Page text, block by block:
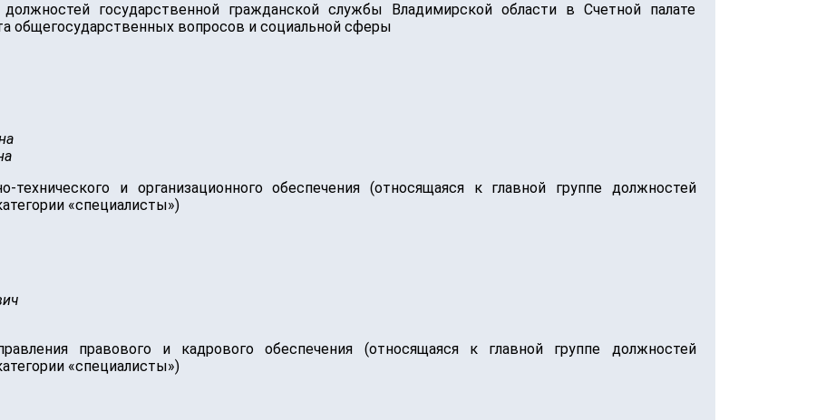
государственной гражданской службы Владимирской области в Счетной палате
общегосударственных вопросов и социальной сферы
и организационного обеспечения (относящаяся к главной группе должностей
«специалисты»)
правового и кадрового обеспечения (относящаяся к главной группе должностей
«специалисты»)